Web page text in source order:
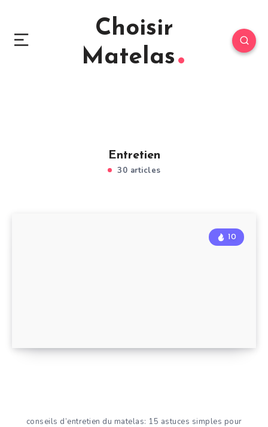
Choisir
Matelas
Entretien
30 articles
10
conseils d’entretien du matelas: 15 astuces simples pour